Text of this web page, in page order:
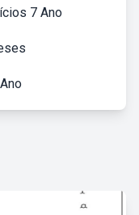
7 Ano